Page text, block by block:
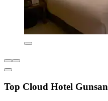
Top Cloud Hotel Gunsan